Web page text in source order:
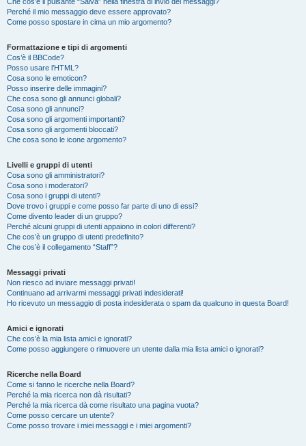
Perché il mio messaggio deve essere approvato?
Come posso spostare in cima un mio argomento?
Formattazione e tipi di argomenti
Cos’è il BBCode?
Posso usare l’HTML?
Cosa sono le emoticon?
Posso inserire delle immagini?
Che cosa sono gli annunci globali?
Cosa sono gli annunci?
Cosa sono gli argomenti importanti?
Cosa sono gli argomenti bloccati?
Che cosa sono le icone argomento?
Livelli e gruppi di utenti
Cosa sono gli amministratori?
Cosa sono i moderatori?
Cosa sono i gruppi di utenti?
Dove trovo i gruppi e come posso far parte di uno di essi?
Come divento leader di un gruppo?
Perché alcuni gruppi di utenti appaiono in colori differenti?
Che cos’è un gruppo di utenti predefinito?
Che cos’è il collegamento “Staff”?
Messaggi privati
Non riesco ad inviare messaggi privati!
Continuano ad arrivarmi messaggi privati indesiderati!
Ho ricevuto un messaggio di posta indesiderata o spam da qualcuno in questa Board!
Amici e ignorati
Che cos’è la mia lista amici e ignorati?
Come posso aggiungere o rimuovere un utente dalla mia lista amici o ignorati?
Ricerche nella Board
Come si fanno le ricerche nella Board?
Perché la mia ricerca non dà risultati?
Perché la mia ricerca dà come risultato una pagina vuota?
Come posso cercare un utente?
Come posso trovare i miei messaggi e i miei argomenti?